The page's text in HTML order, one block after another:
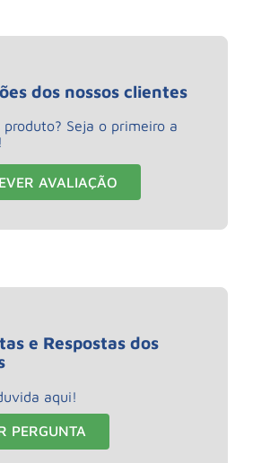
dos nossos clientes
produto? Seja o primeiro a
AVALIAÇÃO
e Respostas dos
aqui!
PERGUNTA